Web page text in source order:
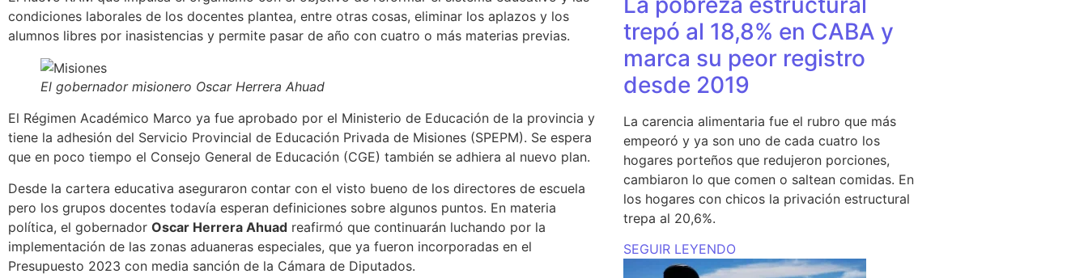
condiciones laborales de los docentes plantea, entre otras cosas, eliminar los aplazos y los
alumnos libres por inasistencias y permite pasar de año con cuatro o más materias previas.
El gobernador misionero Oscar Herrera Ahuad
El Régimen Académico Marco ya fue aprobado por el Ministerio de Educación de la provincia y
tiene la adhesión del Servicio Provincial de Educación Privada de Misiones (SPEPM). Se espera
que en poco tiempo el Consejo General de Educación (CGE) también se adhiera al nuevo plan.
Desde la cartera educativa aseguraron contar con el visto bueno de los directores de escuela
pero los grupos docentes todavía esperan definiciones sobre algunos puntos. En materia
política, el gobernador Oscar Herrera Ahuad reafirmó que continuarán luchando por la
implementación de las zonas aduaneras especiales, que ya fueron incorporadas en el
Presupuesto 2023 con media sanción de la Cámara de Diputados.
trepó al 18,8% en CABA y
marca su peor registro
desde 2019
La carencia alimentaria fue el rubro que más
empeoró y ya son uno de cada cuatro los
hogares porteños que redujeron porciones,
cambiaron lo que comen o saltean comidas. En
los hogares con chicos la privación estructural
trepa al 20,6%.
SEGUIR LEYENDO